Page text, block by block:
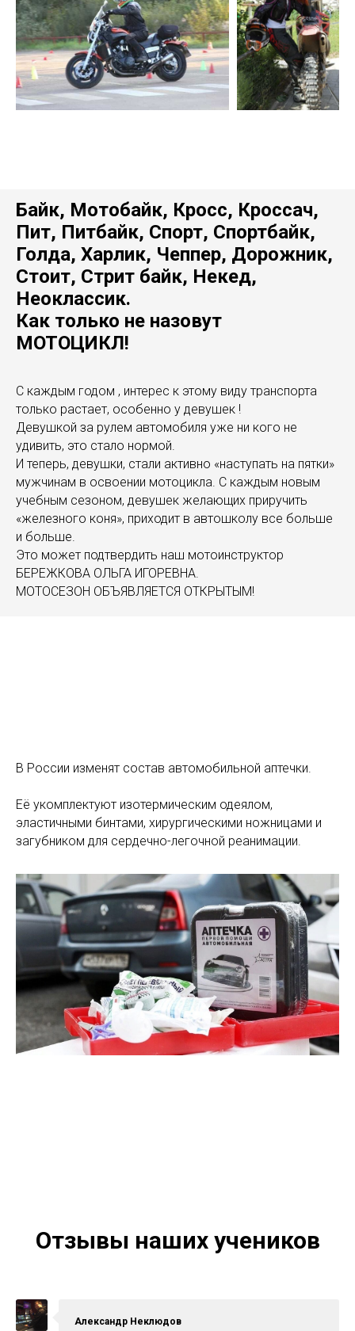
Байк, Мотобайк, Кросс, Кроссач,
Пит, Питбайк, Спорт, Спортбайк,
Голда, Харлик, Чеппер, Дорожник,
Стоит, Стрит байк, Некед,
Неоклассик.
Как только не назовут
МОТОЦИКЛ!
С каждым годом , интерес к этому виду транспорта
только растает, особенно у девушек !
Девушкой за рулем автомобиля уже ни кого не
удивить, это стало нормой.
И теперь, девушки, стали активно «наступать на пятки»
мужчинам в освоении мотоцикла. С каждым новым
учебным сезоном, девушек желающих приручить
«железного коня», приходит в автошколу все больше
и больше.
Это может подтвердить наш мотоинструктор
БЕРЕЖКОВА ОЛЬГА ИГОРЕВНА.
МОТОСЕЗОН ОБЪЯВЛЯЕТСЯ ОТКРЫТЫМ!
В России изменят состав автомобильной аптечки.
Её укомплектуют изотермическим одеялом,
эластичными бинтами, хирургическими ножницами и
загубником для сердечно-легочной реанимации.
Отзывы наших учеников
Александр Неклюдов